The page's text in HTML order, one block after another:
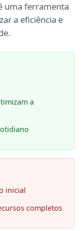
uma ferramenta
a eficiência e
a
inicial
completos